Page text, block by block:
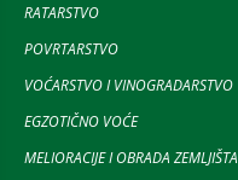
RATARSTVO
POVRTARSTVO
VOĆARSTVO I VINOGRADARSTVO
EGZOTIČNO VOĆE
MELIORACIJE I OBRADA ZEMLJIŠTA